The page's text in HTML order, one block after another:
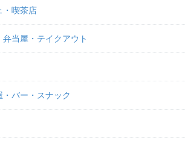
・喫茶店
当屋・テイクアウト
バー・スナック